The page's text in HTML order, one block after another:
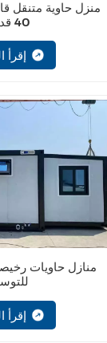
منزل حاوية متنقل
40 قدمًا
إقرأ
إقرأ